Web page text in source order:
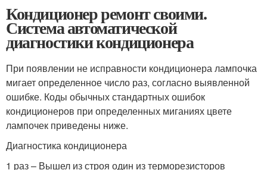
Кондиционер ремонт своими.
Система автоматической
диагностики кондиционера
При появлении не исправности кондиционера лампочка
мигает определенное число раз, согласно выявленной
ошибке. Коды обычных стандартных ошибок
кондиционеров при определенных миганиях цвете
лампочек приведены ниже.
Диагностика кондиционера
1 раз – Вышел из строя один из терморезисторов